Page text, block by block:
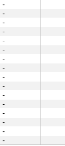
-
-
-
-
-
-
-
-
-
-
-
-
-
-
-
-